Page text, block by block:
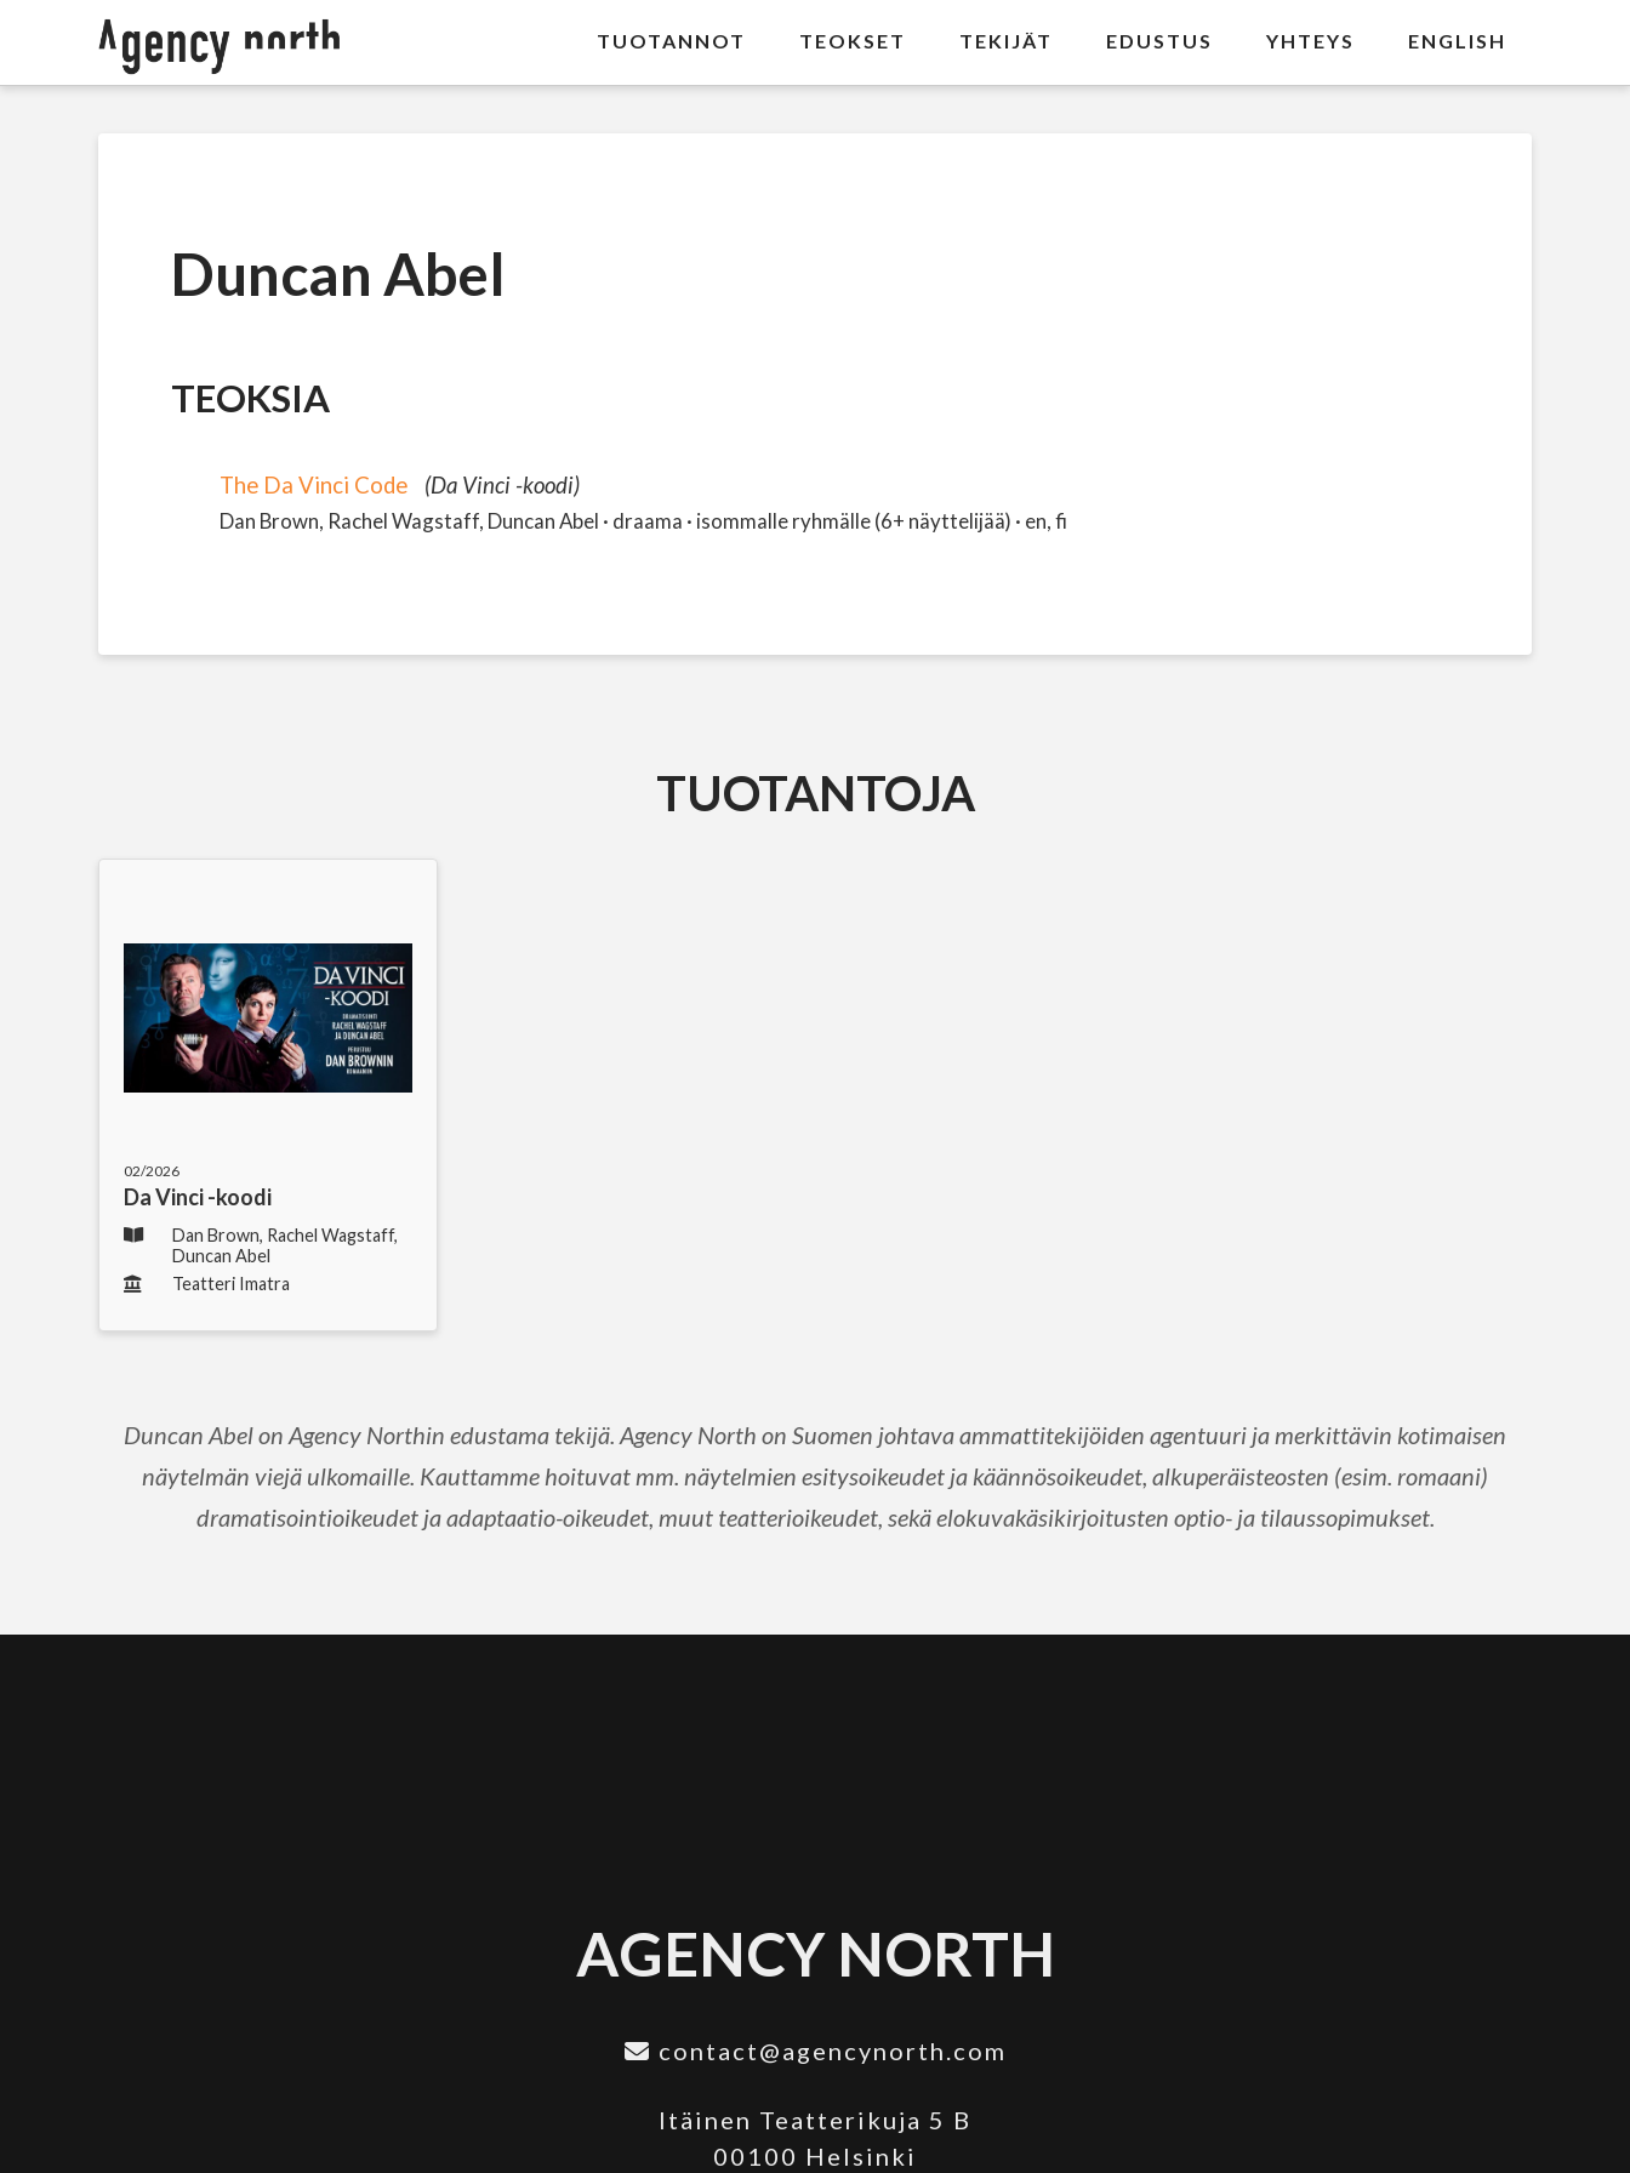
TUOTANNOT TEOKSET TEKIJÄT EDUSTUS YHTEYS ENGLISH
Duncan Abel
TEOKSIA
The Da Vinci Code (Da Vinci -koodi)
Dan Brown, Rachel Wagstaff, Duncan Abel · draama · isommalle ryhmälle (6+ näyttelijää) · en, fi
TUOTANTOJA
02/2026
Da Vinci -koodi
Dan Brown, Rachel Wagstaff,
Duncan Abel
Teatteri Imatra
Duncan Abel on Agency Northin edustama tekijä. Agency North on Suomen johtava ammattitekijöiden agentuuri ja merkittävin kotimaisen
näytelmän viejä ulkomaille. Kauttamme hoituvat mm. näytelmien esitysoikeudet ja käännösoikeudet, alkuperäisteosten (esim. romaani)
dramatisointioikeudet ja adaptaatio-oikeudet, muut teatterioikeudet, sekä elokuvakäsikirjoitusten optio- ja tilaussopimukset.
AGENCY NORTH
contact@agencynorth.com
Itäinen Teatterikuja 5 B
00100 Helsinki